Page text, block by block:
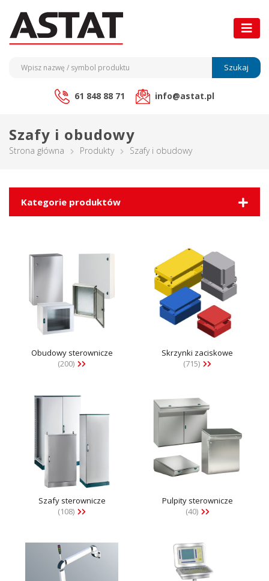
Szukaj
61 848 88 71 info@astat.pl
Szafy i obudowy
Strona główna Produkty Szafy i obudowy
Kategorie produktów
Obudowy sterownicze
(200)
Skrzynki zaciskowe
(715)
Szafy sterownicze
(108)
Pulpity sterownicze
(40)